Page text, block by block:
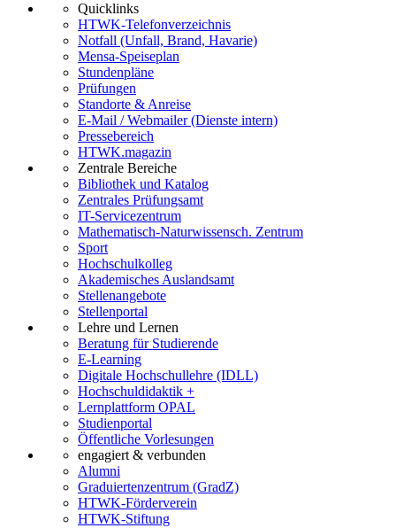
Quicklinks
HTWK-Telefonverzeichnis
Notfall (Unfall, Brand, Havarie)
Mensa-Speiseplan
Stundenpläne
Prüfungen
Standorte & Anreise
E-Mail / Webmailer (Dienste intern)
Pressebereich
HTWK.magazin
Zentrale Bereiche
Bibliothek und Katalog
Zentrales Prüfungsamt
IT-Servicezentrum
Mathematisch-Naturwissensch. Zentrum
Sport
Hochschulkolleg
Akademisches Auslandsamt
Stellenangebote
Stellenportal
Lehre und Lernen
Beratung für Studierende
E-Learning
Digitale Hochschullehre (IDLL)
Hochschuldidaktik +
Lernplattform OPAL
Studienportal
Öffentliche Vorlesungen
engagiert & verbunden
Alumni
Graduiertenzentrum (GradZ)
HTWK-Förderverein
HTWK-Stiftung